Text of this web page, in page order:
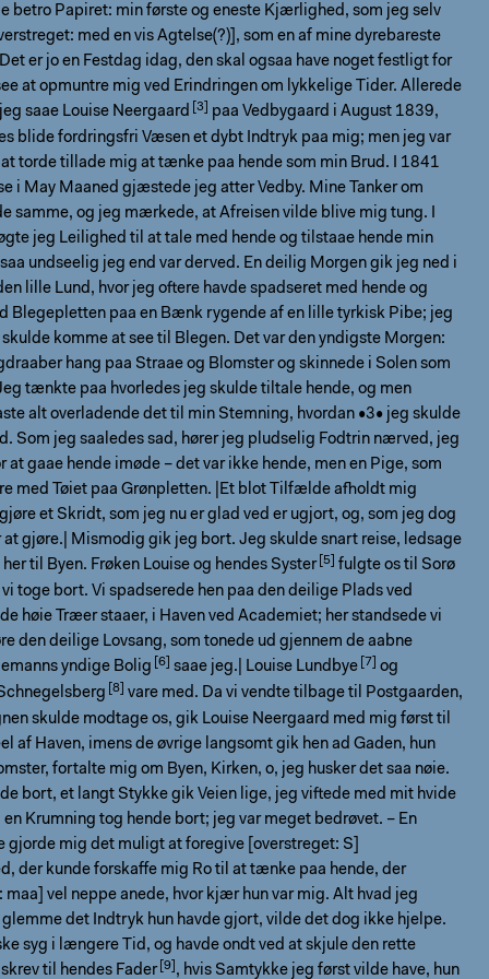
betro Papiret: min første og eneste Kjærlighed, som jeg selv
med en vis Agtelse(?)], som en af mine dyrebareste
er jo en Festdag idag, den skal ogsaa have noget festligt for
at opmuntre mig ved Erindringen om lykkelige Tider. Allerede
saae Louise Neergaard
paa Vedbygaard i August 1839,
blide fordringsfri Væsen et dybt Indtryk paa mig; men jeg var
torde tillade mig at tænke paa hende som min Brud. I 1841
i May Maaned gjæstede jeg atter Vedby. Mine Tanker om
samme, og jeg mærkede, at Afreisen vilde blive mig tung. I
jeg Leilighed til at tale med hende og tilstaae hende min
undseelig jeg end var derved. En deilig Morgen gik jeg ned i
lille Lund, hvor jeg oftere havde spadseret med hende og
Blegepletten paa en Bænk rygende af en lille tyrkisk Pibe; jeg
komme at see til Blegen. Det var den yndigste Morgen:
hang paa Straae og Blomster og skinnede i Solen som
tænkte paa hvorledes jeg skulde tiltale hende, og men
alt overladende det til min Stemning, hvordan •3• jeg skulde
Som jeg saaledes sad, hører jeg pludselig Fodtrin nærved, jeg
at gaae hende imøde – det var ikke hende, men en Pige, som
med Tøiet paa Grønpletten. |Et blot Tilfælde afholdt mig
et Skridt, som jeg nu er glad ved er ugjort, og, som jeg dog
gjøre.| Mismodig gik jeg bort. Jeg skulde snart reise, ledsage
her til Byen. Frøken Louise og hendes Syster
fulgte os til Sorø
toge bort. Vi spadserede hen paa den deilige Plads ved
høie Træer staaer, i Haven ved Academiet; her standsede vi
den deilige Lovsang, som tonede ud gjennem de aabne
yndige Bolig saae jeg.| Louise Lundbye
og
vare med. Da vi vendte tilbage til Postgaarden,
skulde modtage os, gik Louise Neergaard med mig først til
af Haven, imens de øvrige langsomt gik hen ad Gaden, hun
fortalte mig om Byen, Kirken, o, jeg husker det saa nøie.
bort, et langt Stykke gik Veien lige, jeg viftede med mit hvide
Krumning tog hende bort; jeg var meget bedrøvet. – En
gjorde mig det muligt at foregive [overstreget: S]
der kunde forskaffe mig Ro til at tænke paa hende, der
maa] vel neppe anede, hvor kjær hun var mig. Alt hvad jeg
det Indtryk hun havde gjort, vilde det dog ikke hjelpe.
syg i længere Tid, og havde ondt ved at skjule den rette
til hendes Fader , hvis Samtykke jeg først vilde have, hun